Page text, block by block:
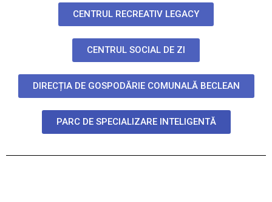
CENTRUL RECREATIV LEGACY
CENTRUL SOCIAL DE ZI
DIRECȚIA DE GOSPODĂRIE COMUNALĂ BECLEAN
PARC DE SPECIALIZARE INTELIGENTĂ